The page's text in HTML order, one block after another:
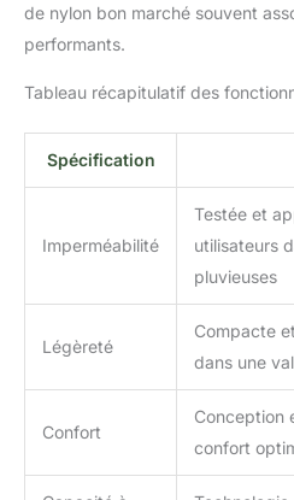
de nylon bon marché souvent
performants.
Tableau récapitulatif des
Spécification
Imperméabilité
Testée et
utilisateurs
pluvieuses
Légèreté
Compacte
dans une
Confort
Conception
confort